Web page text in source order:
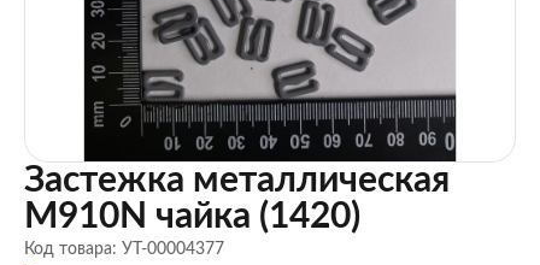
Застежка металлическая
M910N чайка (1420)
Код товара: УТ-00004377